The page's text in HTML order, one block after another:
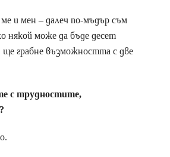
и мен – далеч по-мъдър съм
някой може да бъде десет
ще грабне възможността с две
с трудностите,